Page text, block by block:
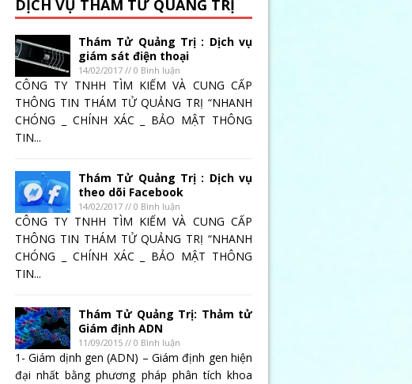
DỊCH VỤ THÁM TỬ QUẢNG TRỊ
Thám Tử Quảng Trị : Dịch vụ
giám sát điện thoại
14/02/2017 // 0 Bình luận
CÔNG TY TNHH TÌM KIẾM VÀ CUNG CẤP
THÔNG TIN THÁM TỬ QUẢNG TRỊ “NHANH
CHÓNG _ CHÍNH XÁC _ BẢO MẬT THÔNG
TIN...
Thám Tử Quảng Trị : Dịch vụ
theo dõi Facebook
14/02/2017 // 0 Bình luận
CÔNG TY TNHH TÌM KIẾM VÀ CUNG CẤP
THÔNG TIN THÁM TỬ QUẢNG TRỊ “NHANH
CHÓNG _ CHÍNH XÁC _ BẢO MẬT THÔNG
TIN...
Thám Tử Quảng Trị: Thảm tử
Giám định ADN
11/09/2015 // 0 Bình luận
1- Giám dịnh gen (ADN) – Giám định gen hiện
đại nhất bằng phương pháp phân tích khoa